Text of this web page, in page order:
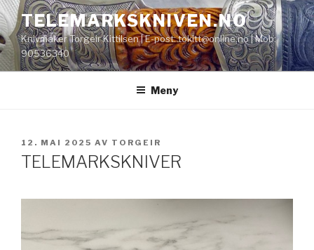
Gå
til
innhold
TELEMARKSKNIVEN.NO
Knivmaker Torgeir Kittilsen | E-post: tokitt@online.no | Mob:
90536340
Meny
PUBLISERT
12. MAI 2025 AV TORGEIR
TELEMARKSKNIVER